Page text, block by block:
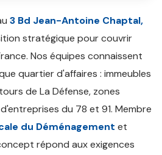
3 Bd Jean-Antoine Chaptal,
stratégique pour couvrir
Nos équipes connaissent
quartier d'affaires : immeubles
de La Défense, zones
du 78 et 91. Membre
du Déménagement et
répond aux exigences